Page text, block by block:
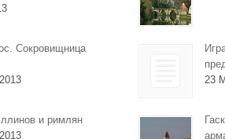
Сокровищница
и римлян
23